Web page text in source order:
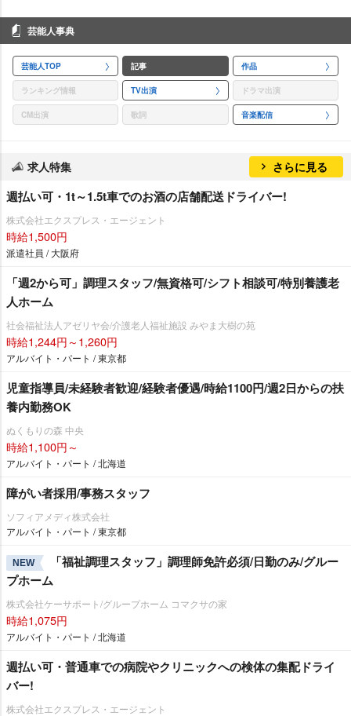
芸能人事典
芸能人TOP 記事 作品
ランキング情報 TV出演 ドラマ出演
CM出演 歌詞 音楽配信
求人特集 さらに見る
週払い可・1t～1.5t車でのお酒の店舗配送ドライバー!
株式会社エクスプレス・エージェント
時給1,500円
派遣社員 / 大阪府
「週2から可」調理スタッフ/無資格可/シフト相談可/特別養護老
人ホーム
社会福祉法人アゼリヤ会/介護老人福祉施設 みやま大樹の苑
時給1,244円～1,260円
アルバイト・パート / 東京都
児童指導員/未経験者歓迎/経験者優遇/時給1100円/週2日からの扶
養内勤務OK
ぬくもりの森 中央
時給1,100円～
アルバイト・パート / 北海道
障がい者採用/事務スタッフ
ソフィアメディ株式会社
アルバイト・パート / 東京都
NEW
「福祉調理スタッフ」調理師免許必須/日勤のみ/グルー
プホーム
株式会社ケーサポート/グループホーム コマクサの家
時給1,075円
アルバイト・パート / 北海道
週払い可・普通車での病院やクリニックへの検体の集配ドライ
バー!
株式会社エクスプレス・エージェント